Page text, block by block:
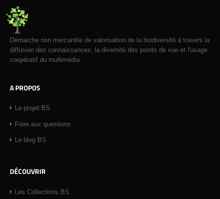
Démarche non mercantile de valorisation de la biodiversité à travers la
diffusion des connaissances, la diversité des points de vue et l'usage
coopératif du multimédia.
A PROPOS
Le projet BS
Foire aux questions
Le blog BS
DÉCOUVRIR
Les Collections BS